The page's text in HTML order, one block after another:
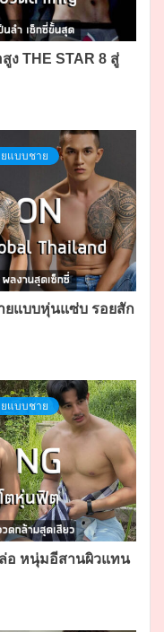
ง THE STAR 8 สู่
แบบชาย
ยแบบหุ่นแซ่บ รอยสัก
แบบชาย
อ หนุ่มอีสานผิวแทน